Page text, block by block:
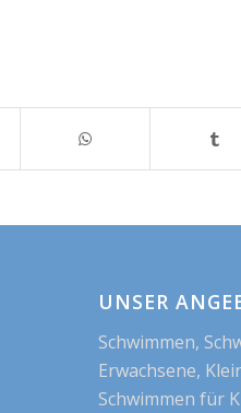
UNSER
Schwimmen,
Erwachsene,
Schwimmen für